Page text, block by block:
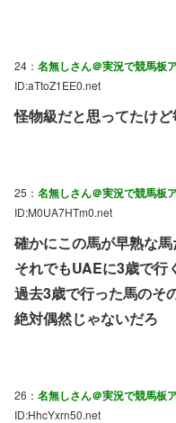
24： 名無しさん＠実況で競馬板
ID:aTtoZ1EE0.net
怪物級だと思ってたけ
25： 名無しさん＠実況で競馬板
ID:M0UA7HTm0.net
確かにこの馬が早熟な馬
それでもUAEに3歳で行
過去3歳で行った馬のそ
絶対偶然じゃないだろ
26： 名無しさん＠実況で競馬板
ID:HhcYxrn50.net